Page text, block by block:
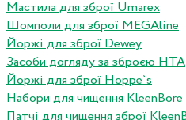
Мастила для зброї Umarex
Шомполи для зброї MEGAline
Йоржі для зброї Dewey
Засоби догляду за зброєю HTA
Йоржі для зброї Hoppe`s
Набори для чищення KleenBore